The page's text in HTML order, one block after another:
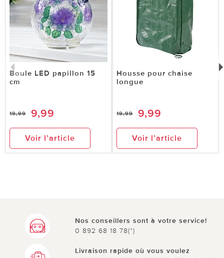
Boule LED papillon 15
cm
19,99 9,99
Voir l’article
Housse pour chaise
longue
19,99 9,99
Voir l’article
Nos conseillers sont à votre service!
0 892 68 18 78(*)
Livraison rapide où vous voulez